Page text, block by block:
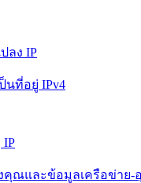
ลง IP
นที่อยู่ IPv4
IP
คุณและข้อมูลเครือข่าย